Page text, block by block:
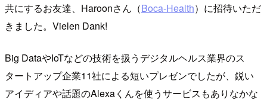
共にするお友達、Haroonさん（Boca-Health）に招待いただ
きました。Vielen Dank!
Big DataやIoTなどの技術を扱うデジタルヘルス業界のス
タートアップ企業11社による短いプレゼンでしたが、鋭い
アイディアや話題のAlexaくんを使うサービスもありなかな